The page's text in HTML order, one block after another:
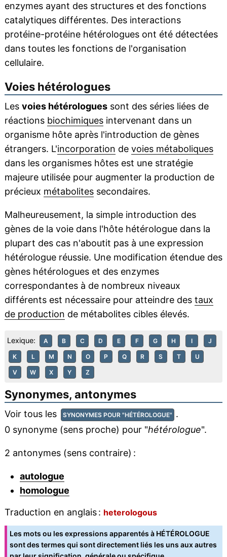
enzymes ayant des structures et des fonctions
catalytiques différentes. Des interactions
protéine-protéine hétérologues ont été détectées
dans toutes les fonctions de l'organisation
cellulaire.
Voies hétérologues
Les voies hétérologuessont des séries liées de
réactions biochimiquesintervenant dans un
organisme hôte après l'introduction de gènes
étrangers. L'incorporation de voies métaboliques
dans les organismes hôtes est une stratégie
majeure utilisée pour augmenter la production de
précieux métabolitessecondaires.
Malheureusement, la simple introduction des
gènes de la voie dans l'hôte hétérologue dans la
plupart des cas n'aboutit pas à une expression
hétérologue réussie. Une modification étendue des
gènes hétérologues et des enzymes
correspondantes à de nombreux niveaux
différents est nécessaire pour atteindre des taux
de production de métabolites cibles élevés.
Lexique: A B C D E F G H I J
K L M N O P Q R S T U
V W X Y Z
Synonymes, antonymes
Voir tous les SYNONYMES POUR "HÉTÉROLOGUE" .
0 synonyme (sens proche) pour "hétérologue".
2 antonymes (sens contraire) :
autologue
homologue
Traduction en anglais : heterologous
Les mots ou les expressions apparentés à HÉTÉROLOGUE
sont des termes qui sont directement liés les uns aux autres